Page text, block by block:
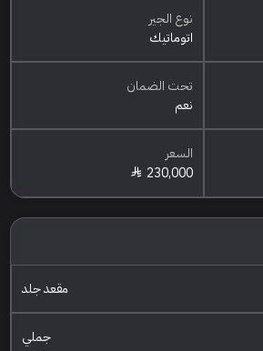
نوع الجير
اتوماتيك
تحت الضمان
نعم
السعر
230,000
مقعد جلد
جملي